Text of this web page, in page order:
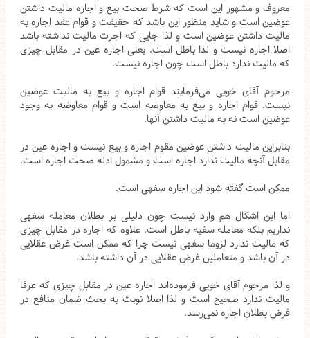
معروف و مشهور این است که شرط صحت بیع و اجاره مالیت داشتن
عوضین است و شاید منظور این باشد که حقیقت و قوام عقد اجاره به
مالیت داشتن عوضین است و لذا جایی که اجرت مالیت نداشته باشد
اصلا اجاره نیست و لذا باطل است. یعنی اجاره عین در مقابل چیزی
که مالیت ندارد باطل است چون اجاره نیست.
مرحوم آقای خویی می‌فرمایند قوام اجاره و بیع به مالیت عوضین
نیست. قوام اجاره و بیع به معاوضه است و قوام معاوضه به وجود
عوضین است نه به مالیت داشتن آنها.
بنابراین مالیت داشتن عوضین مقوم اجاره و بیع نیست و اجاره عین در
مقابل آنچه مالیت ندارد اجاره است و مشمول ادله صحت اجاره است.
ممکن است گفته شود این اجاره سفهی است.
اما این اشکال هم وارد نیست چون دلیلی بر بطلان معامله سفهی
نداریم بلکه معامله سفیه باطل است. علاوه که اجاره در مقابل چیزی
که مالیت ندارد لزوما سفهی نیست چرا که ممکن است غرض عقلایی
در آن باشد و متعاملین غرض عقلایی در آن داشته باشد.
و لذا مرحوم آقای خویی فرموده‌اند اجاره عین در مقابل چیزی که عرفا
مالیت ندارد صحیح است و لذا اصلا نوبت به بحث ضمان منافع در
فرض بطلان اجاره نمی‌رسد.